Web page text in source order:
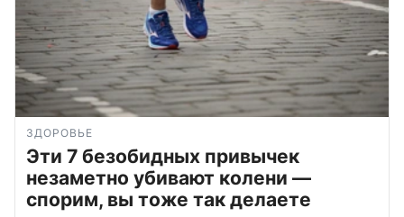
ЗДОРОВЬЕ
Эти 7 безобидных привычек
незаметно убивают колени —
спорим, вы тоже так делаете